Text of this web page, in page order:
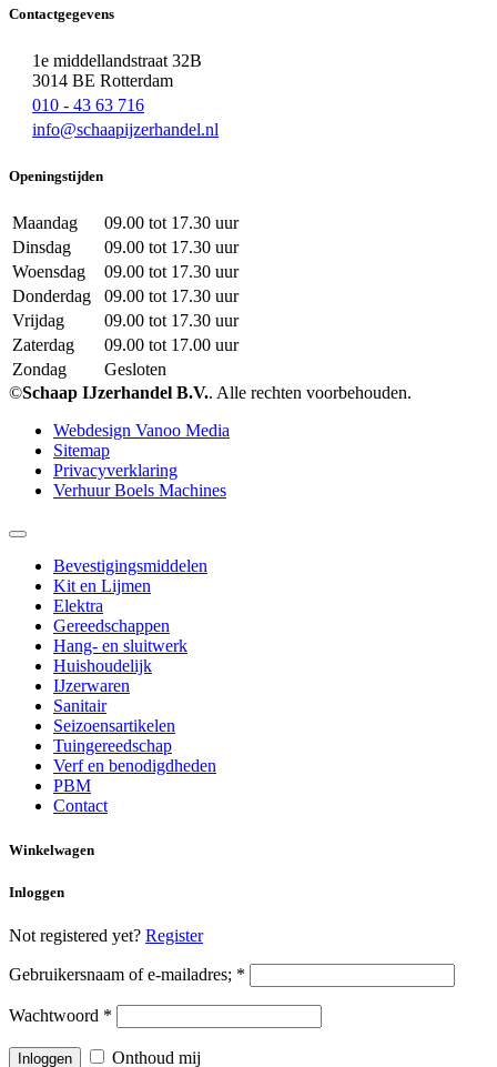
Contactgegevens
1e middellandstraat 32B
3014 BE Rotterdam
010 - 43 63 716
info@schaapijzerhandel.nl
Openingstijden
Maandag
09.00 tot 17.30 uur
Dinsdag
09.00 tot 17.30 uur
Woensdag
09.00 tot 17.30 uur
Donderdag
09.00 tot 17.30 uur
Vrijdag
09.00 tot 17.30 uur
Zaterdag
09.00 tot 17.00 uur
Zondag
Gesloten
©Schaap IJzerhandel B.V.. Alle rechten voorbehouden.
Webdesign Vanoo Media
Sitemap
Privacyverklaring
Verhuur Boels Machines
Bevestigingsmiddelen
Kit en Lijmen
Elektra
Gereedschappen
Hang- en sluitwerk
Huishoudelijk
IJzerwaren
Sanitair
Seizoensartikelen
Tuingereedschap
Verf en benodigdheden
PBM
Contact
Winkelwagen
Inloggen
Not registered yet? Register
Gebruikersnaam of e-mailadres; *
Wachtwoord *
Onthoud mij